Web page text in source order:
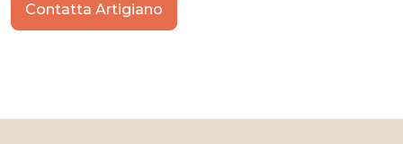
Contatta Artigiano